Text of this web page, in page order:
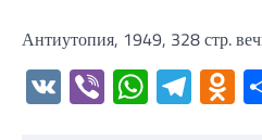
Антиутопия, 1949, 328 стр.
VK Viber